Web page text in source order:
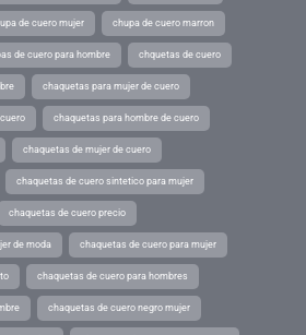
de cuero mujer chupa de cuero marron
de cuero para hombre chquetas de cuero
chaquetas para mujer de cuero
chaquetas para hombre de cuero
chaquetas de mujer de cuero
chaquetas de cuero sintetico para mujer
chaquetas de cuero precio
de moda chaquetas de cuero para mujer
chaquetas de cuero para hombres
chaquetas de cuero negro mujer